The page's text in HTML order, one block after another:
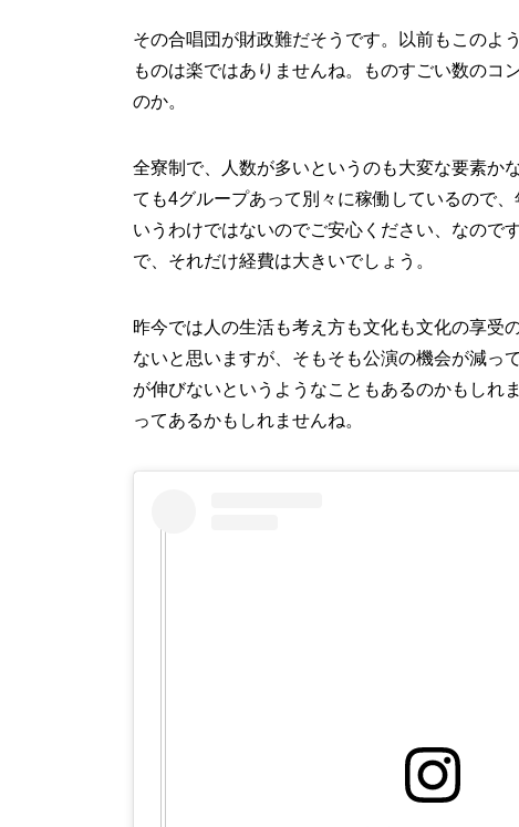
その合唱団が財政難だそうです。以前もこのよ
ものは楽ではありませんね。ものすごい数のコ
のか。
全寮制で、人数が多いというのも大変な要素か
ても4グループあって別々に稼働しているので
いうわけではないのでご安心ください、なので
で、それだけ経費は大きいでしょう。
昨今では人の生活も考え方も文化も文化の享受
ないと思いますが、そもそも公演の機会が減っ
が伸びないというようなこともあるのかもしれ
ってあるかもしれませんね。